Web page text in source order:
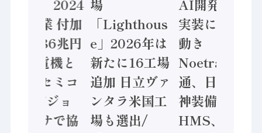
計結果」2024
年製造業 付加
価値額86兆円
/ 三菱電機と
ソニーセミコ
ン AIビジョ
ンセンサで協
場
「Lighthous
e」2026年は
新たに16工場
追加 日立ヴァ
ンタラ米国工
場も選出/
AI開発や社会
実装に活発な
動き
Noetra、富士
通、日立 / 兵
神装備 ×
HMS、老舗